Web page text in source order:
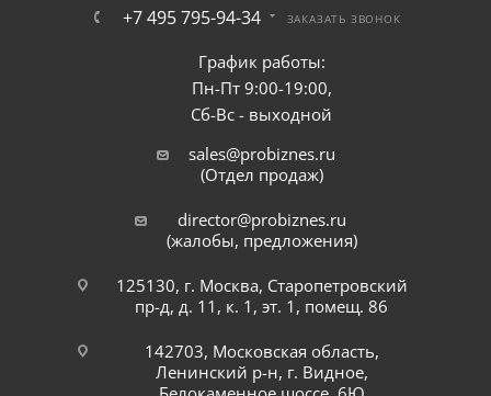
+7 495 795-94-34 ЗАКАЗАТЬ ЗВОНОК
График работы:
Пн-Пт 9:00-19:00,
Сб-Вс - выходной
sales@probiznes.ru
(Отдел продаж)
director@probiznes.ru
(жалобы, предложения)
125130, г. Москва, Старопетровский
пр-д, д. 11, к. 1, эт. 1, помещ. 86
142703, Московская область,
Ленинский р-н, г. Видное,